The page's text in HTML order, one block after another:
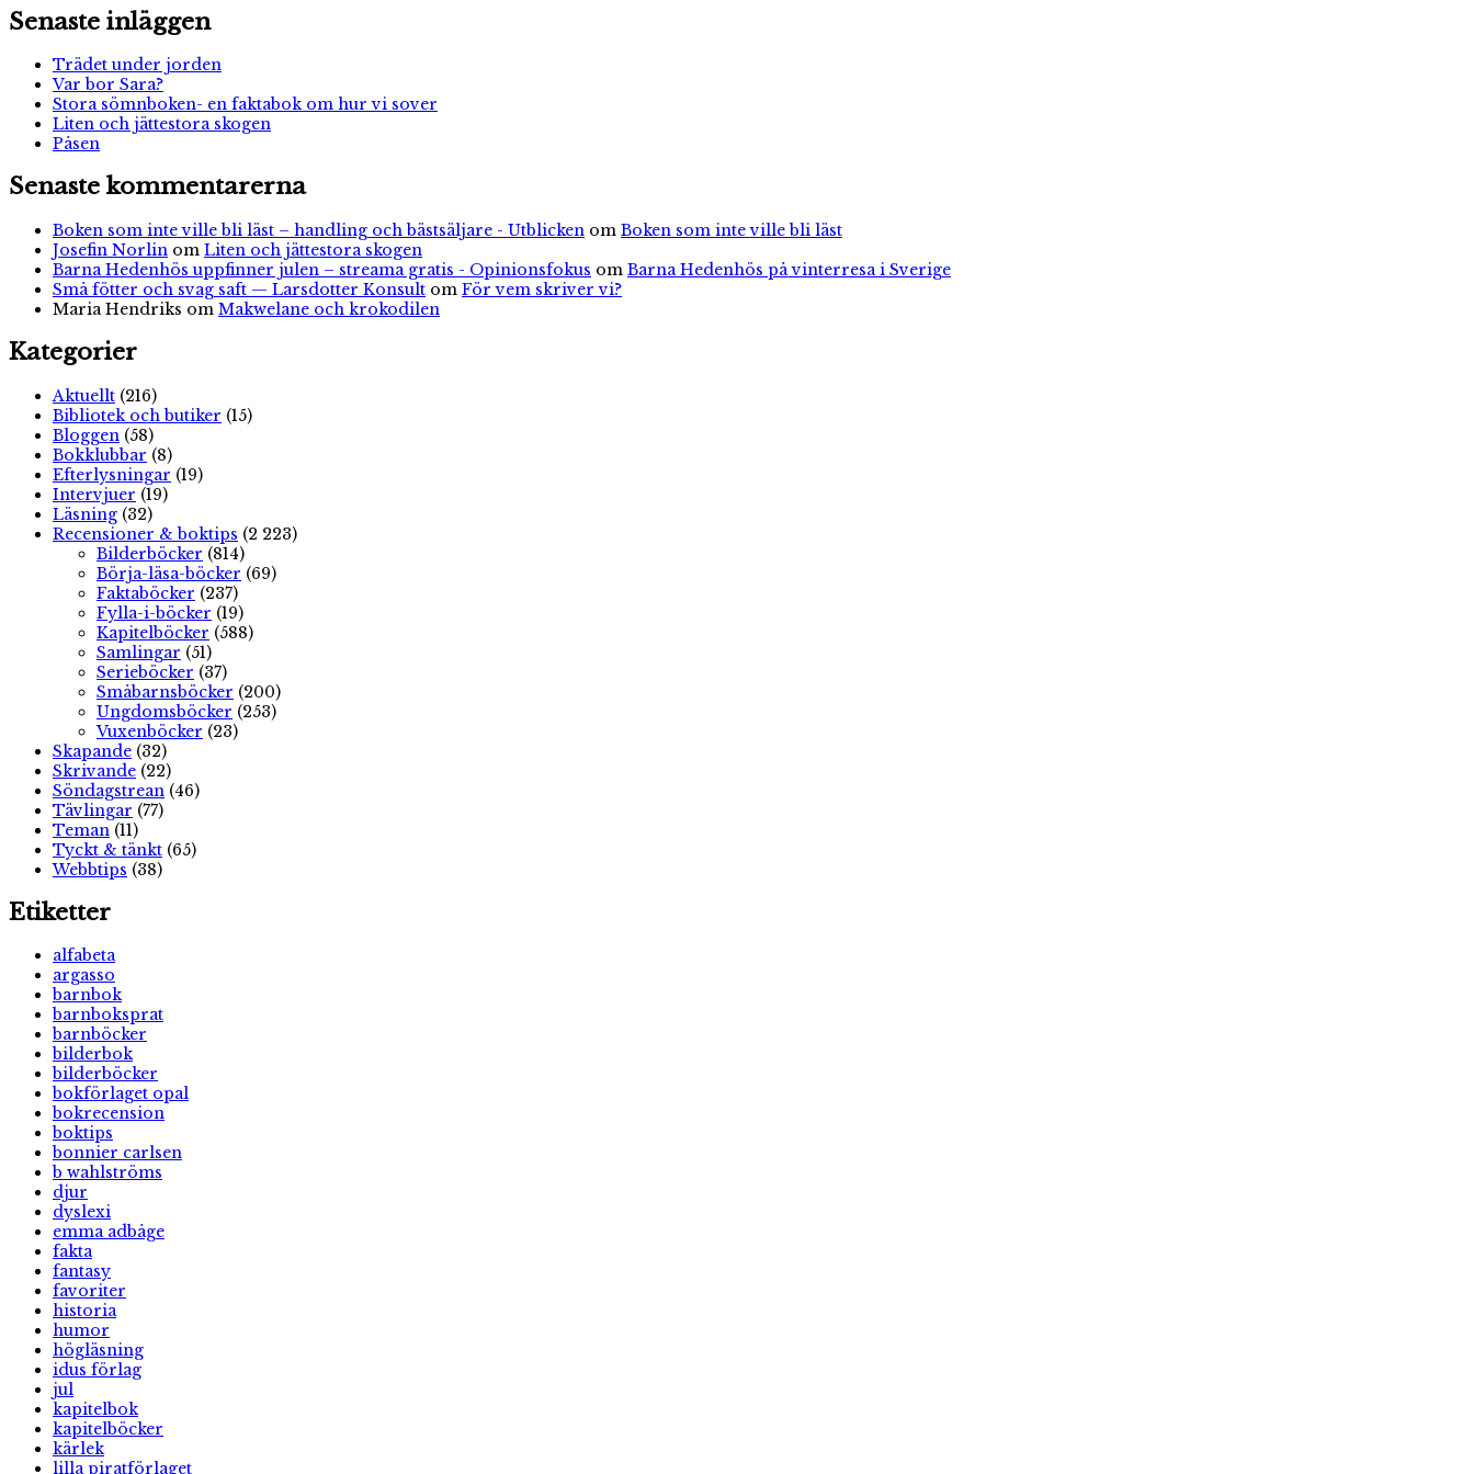
Senaste inläggen
Trädet under jorden
Var bor Sara?
Stora sömnboken- en faktabok om hur vi sover
Liten och jättestora skogen
Påsen
Senaste kommentarerna
Boken som inte ville bli läst – handling och bästsäljare - Utblicken om Boken som inte ville bli läst
Josefin Norlin om Liten och jättestora skogen
Barna Hedenhös uppfinner julen – streama gratis - Opinionsfokus om Barna Hedenhös på vinterresa i Sverige
Små fötter och svag saft — Larsdotter Konsult om För vem skriver vi?
Maria Hendriks om Makwelane och krokodilen
Kategorier
Aktuellt (216)
Bibliotek och butiker (15)
Bloggen (58)
Bokklubbar (8)
Efterlysningar (19)
Intervjuer (19)
Läsning (32)
Recensioner & boktips (2 223)
Bilderböcker (814)
Börja-läsa-böcker (69)
Faktaböcker (237)
Fylla-i-böcker (19)
Kapitelböcker (588)
Samlingar (51)
Serieböcker (37)
Småbarnsböcker (200)
Ungdomsböcker (253)
Vuxenböcker (23)
Skapande (32)
Skrivande (22)
Söndagstrean (46)
Tävlingar (77)
Teman (11)
Tyckt & tänkt (65)
Webbtips (38)
Etiketter
alfabeta
argasso
barnbok
barnboksprat
barnböcker
bilderbok
bilderböcker
bokförlaget opal
bokrecension
boktips
bonnier carlsen
b wahlströms
djur
dyslexi
emma adbåge
fakta
fantasy
favoriter
historia
humor
högläsning
idus förlag
jul
kapitelbok
kapitelböcker
kärlek
lilla piratförlaget